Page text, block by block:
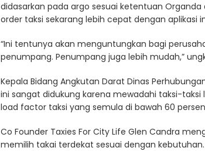
didasarkan pada argo sesuai ketentuan
order taksi sekarang lebih cepat dengan aplikasi
“Ini tentunya akan menguntungkan bagi
penumpang. Penumpang juga lebih mudah,”
Kepala Bidang Angkutan Darat Dinas
ini sangat didukung karena mewadahi taksi-taksi
load factor taksi yang semula di bawah 60
Co Founder Taxies For City Life Glen Candra
memilih takai terdekat sesuai dengan